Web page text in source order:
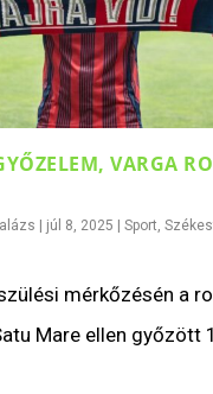
VARGA
júl 8, 2025 |Sport,
mérkőzésén a
Mare ellen győzött